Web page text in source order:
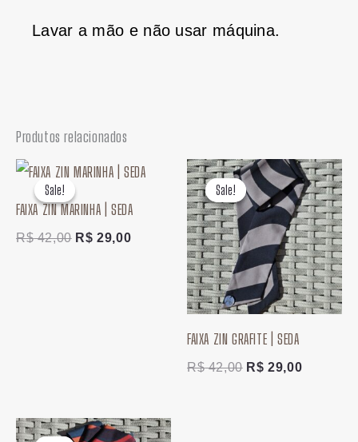
Lavar a mão e não usar máquina.
Produtos relacionados
Sale!
Sale!
FAIXA ZIN MARINHA | SEDA
R$42,00
O
original
era:
R$ 42,00.
R$ 29,00
O
é:
R$ 29,00.
Sale!
Sale!
FAIXA ZIN GRAFITE | SEDA
R$42,00
O
preço
original
era:
R$ 42,00.
R$ 29,00
O
preço
atual
é:
R$
O
O